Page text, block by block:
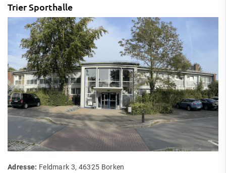
Trier Sporthalle
Adresse: Feldmark 3, 46325 Borken